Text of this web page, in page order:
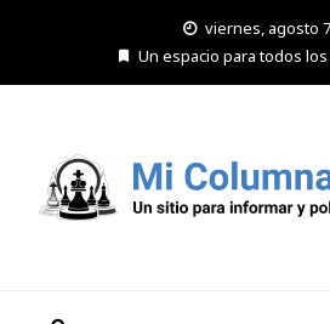
viernes, agosto 7
Un espacio para todos